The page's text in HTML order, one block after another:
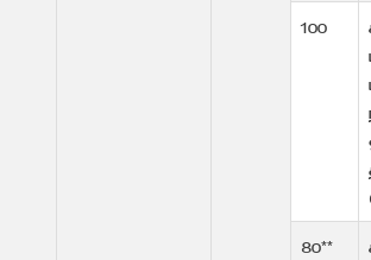
100
80**